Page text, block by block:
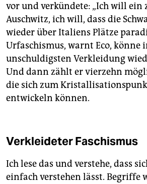
vor und verkündete: „Ich will ein
Auschwitz, ich will, dass die
wieder über Italiens Plätze
Urfaschismus, warnt Eco, könne
unschuldigsten Verkleidung
Und dann zählt er vierzehn
die sich zum
entwickeln können.
Verkleideter Faschismus
Ich lese das und verstehe, dass
einfach verstehen lässt. Begriffe